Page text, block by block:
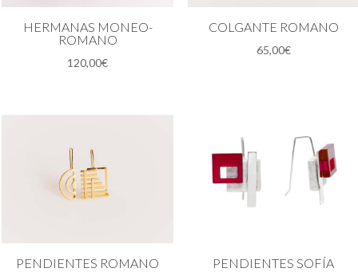
HERMANAS MONEO-
ROMANO
120,00€
COLGANTE ROMANO
65,00€
PENDIENTES ROMANO PENDIENTES SOFÍA